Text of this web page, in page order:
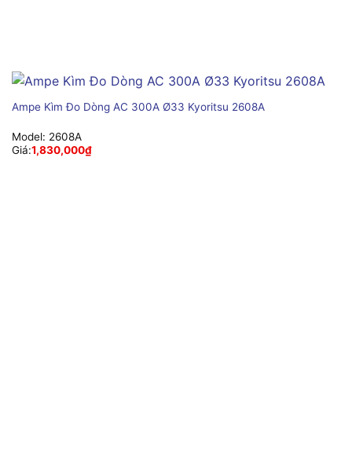
Ampe Kìm Đo Dòng AC 300A Ø33 Kyoritsu 2608A
Model: 2608A
Giá:1,830,000₫